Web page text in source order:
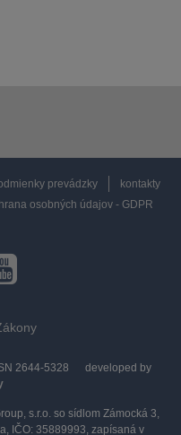
prevádzky
kontakty
osobných údajov - GDPR
2644-5328
developed by
s.r.o. so sídlom Zámocká 3,
IČO: 35889993, zapísaná v